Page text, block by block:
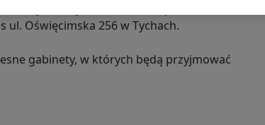
naszych Pacjentów zostanie przeniesiona
filia z ul. Wspólnej 3 na adres ul. Oświęcimska 256 w Tychach.
gabinety, w których będą przyjmować
prywatny w zakresie medycyny
o :